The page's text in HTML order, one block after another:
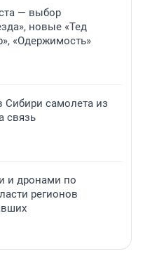
— выбор
новые «Тед
«Одержимость»
самолета из
связь
и дронами по
регионов